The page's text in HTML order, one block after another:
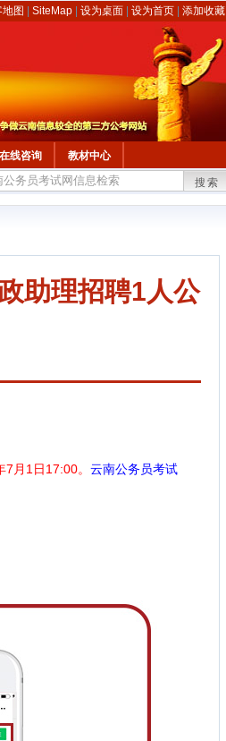
图 SiteMap 设为桌面 设为首页 添加收藏
在线咨询 教材中心
搜索
助理招聘1人公
月1日17:00。 云南公务员考试